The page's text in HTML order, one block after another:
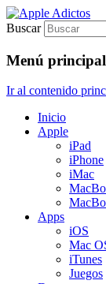
Apple
Sólo para
Buscar
Menú principal
Ir al contenido
Inicio
Apple
iPad
iPhone
iMac
Apps
iOS
Mac
iTunes
Juegos